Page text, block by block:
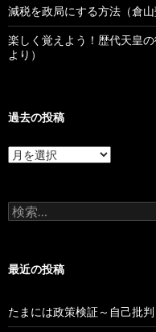
減税を政局にする方法（倉山
楽しく覚えよう！歴代天皇
より）
過去の投稿
過
去
稿
検
索:
最近の投稿
たまには政策検証～自己批